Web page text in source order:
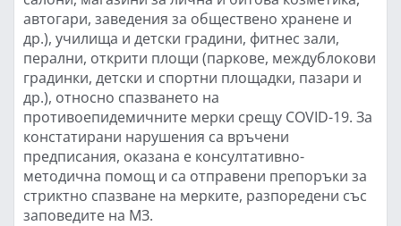
автогари, заведения за обществено хранене и
др.), училища и детски градини, фитнес зали,
перални, открити площи (паркове, междублокови
градинки, детски и спортни площадки, пазари и
др.), относно спазването на
противоепидемичните мерки срещу COVID-19. За
констатирани нарушения са връчени
предписания, оказана е консултативно-
методична помощ и са отправени препоръки за
стриктно спазване на мерките, разпоредени със
заповедите на МЗ.